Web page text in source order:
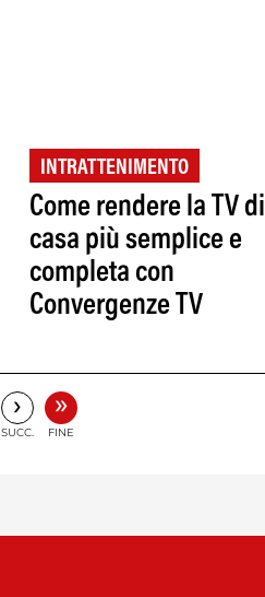
INTRATTENIMENTO
Come rendere la TV di
casa più semplice e
completa con
Convergenze TV
›
SUCC.
»
FINE